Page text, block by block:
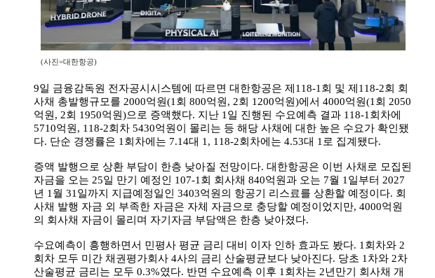
(사진=대한항공)
9일 금융감독원 전자공시시스템에 따르면 대한항공은 제118-1회 및 제118-2회 회
사채 총발행규모를 2000억원(1회 800억원, 2회 1200억원)에서 4000억원(1회 2050
억원, 2회 1950억원)으로 증액했다. 지난 1일 진행된 수요예측 결과 118-1회차에
5710억원, 118-2회차 5430억원이 몰리는 등 해당 사채에 대한 높은 수요가 확인됐
다. 단순 경쟁률은 1회차에는 7.14대 1, 118-2회차에는 4.53대 1로 집계됐다.
증액 발행으로 상환 부담이 한층 낮아질 전망이다. 대한항공은 이번 사채로 모집된
자금을 오는 25일 만기 예정인 107-1회 회사채 840억원과 오는 7월 1일부터 2027
년 1월 31일까지 지급예정일인 3403억원의 항공기 리스료를 상환할 예정이다. 회
사채 발행 자금 외 부족한 자금은 자체 자금으로 충당할 예정이었지만, 4000억원
의 회사채 자금이 몰리며 자기자금 부담액은 한층 낮아졌다.
수요예측이 흥행하면서 민평사 평균 금리 대비 이자 인하 효과도 봤다. 1회차와 2
회차 모두 미간 채권평가회사 4사의 금리 산술평균보다 낮아진다. 당초 1차와 2차
산술평균 금리는 모두 0.3%였다. 반면 수요예측 이후 1회차는 2년만기 회사채 개